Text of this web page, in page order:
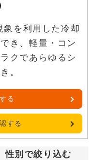
象を利用した冷却
き、軽量・コン
クであらゆるシ
。
る
する
性別で絞り込む